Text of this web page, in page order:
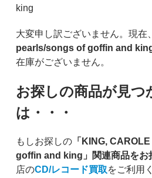
king
大変申し訳ございません。現在、
pearls/songs of goffin and king
在庫がございません。
お探しの商品が見つ
は・・・
もしお探しの「KING,
goffin and king」関連商品をお
店のCD/レコード買取をご利用